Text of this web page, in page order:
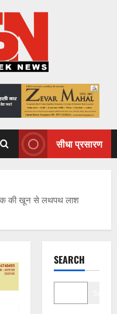
सीधा प्रसारण
की खून से लथपथ लाश
SEARCH